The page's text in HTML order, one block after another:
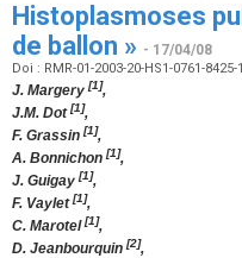
Histoplasmoses
de ballon » - 17/04/08
Doi : RMR-01-2003-20-HS1-0761-8425-
J. Margery [1],
J.M. Dot[1],
F. Grassin [1],
A. Bonnichon [1],
J. Guigay [1],
F. Vaylet[1],
C. Marotel[1],
D. Jeanbourquin [2],